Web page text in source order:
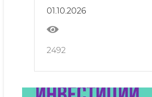
01.10.2026
2492